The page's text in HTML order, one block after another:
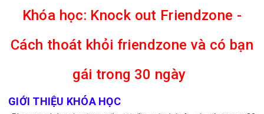
Khóa học: Knock out Friendzone -
Cách thoát khỏi friendzone và có bạn
gái trong 30 ngày
GIỚI THIỆU KHÓA HỌC